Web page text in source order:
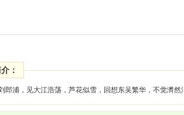
：
郎浦，见大江浩荡，芦花似雪，回想东吴繁华，不觉